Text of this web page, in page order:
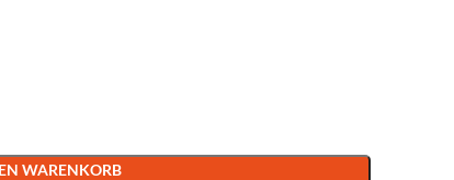
WARENKORB